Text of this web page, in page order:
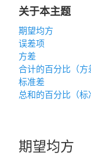
关于本主题
期望均方
误差项
方差
合计的百分比（方
标准差
总和的百分比（标
期望均方